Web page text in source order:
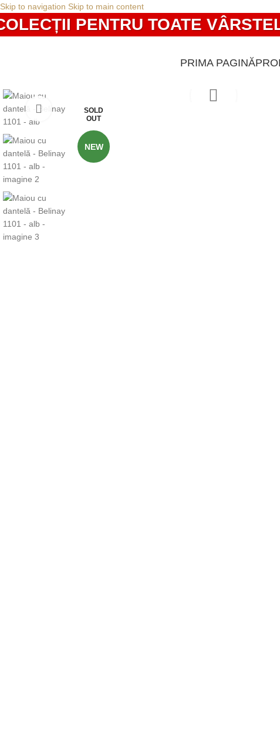
Skip to navigation Skip to main content
PENTRU TOATE
PRIMA PAGINĂ
SOLD
OUT
NEW